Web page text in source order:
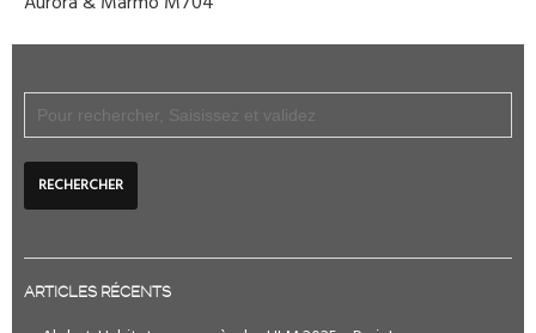
ARTICLES RÉCENTS